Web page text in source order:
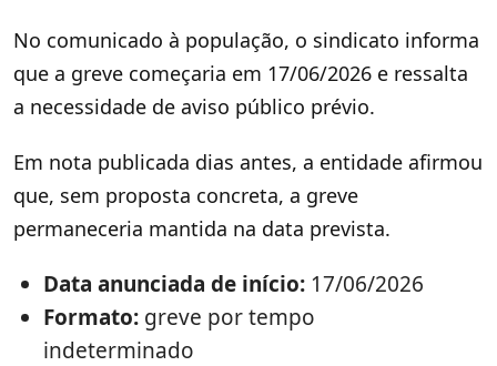
No comunicado à população, o sindicato informa
que a greve começaria em 17/06/2026 e ressalta
a necessidade de aviso público prévio.
Em nota publicada dias antes, a entidade afirmou
que, sem proposta concreta, a greve
permaneceria mantida na data prevista.
Data anunciada de início: 17/06/2026
Formato: greve por tempo
indeterminado